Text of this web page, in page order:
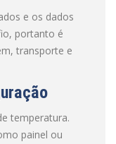
e os dados
portanto é
transporte e
temperatura.
painel ou